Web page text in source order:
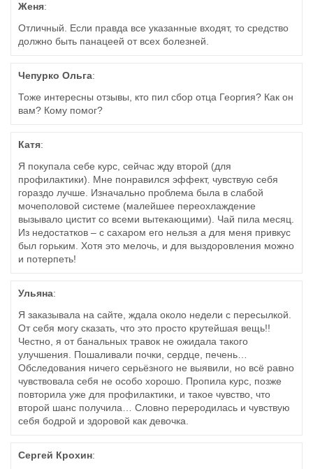
Женя:
Отличный. Если правда все указанные входят, то средство
должно быть панацеей от всех болезней.
Чепурко Ольга:
Тоже интересны отзывы, кто пил сбор отца Георгия? Как он
вам? Кому помог?
Катя:
Я покупала себе курс, сейчас жду второй (для
профилактики). Мне понравился эффект, чувствую себя
гораздо лучше. Изначально проблема была в слабой
мочеполовой системе (малейшее переохлаждение
вызывало цистит со всеми вытекающими). Чай пила месяц.
Из недостатков – с сахаром его нельзя а для меня привкус
был горьким. Хотя это мелочь, и для выздоровления можно
и потерпеть!
Ульяна:
Я заказывала на сайте, ждала около недели с пересылкой.
От себя могу сказать, что это просто крутейшая вещь!!
Честно, я от банальных травок не ожидала такого
улучшения. Пошаливали почки, сердце, печень…
Обследования ничего серьёзного не выявили, но всё равно
чувствовала себя не особо хорошо. Пропила курс, позже
повторила уже для профилактики, и такое чувство, что
второй шанс получила… Словно переродилась и чувствую
себя бодрой и здоровой как девочка.
Сергей Крохин: